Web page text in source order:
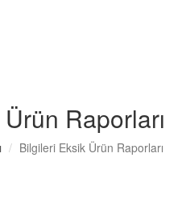
Raporları
Bilgileri Eksik Ürün Raporları